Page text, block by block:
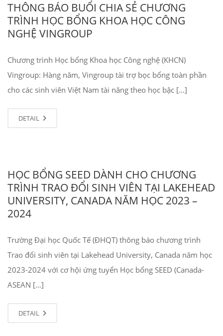
THÔNG BÁO BUỔI CHIA SẺ CHƯƠNG
TRÌNH HỌC BỔNG KHOA HỌC CÔNG
NGHỆ VINGROUP
Chương trình Học bổng Khoa học Công nghệ (KHCN)
Vingroup: Hàng năm, Vingroup tài trợ bọc bổng toàn phần
cho các sinh viên Việt Nam tài năng theo học bậc […]
DETAIL
HỌC BỔNG SEED DÀNH CHO CHƯƠNG
TRÌNH TRAO ĐỔI SINH VIÊN TẠI LAKEHEAD
UNIVERSITY, CANADA NĂM HỌC 2023 –
2024
Trường Đại học Quốc Tế (ĐHQT) thông báo chương trình
Trao đổi sinh viên tại Lakehead University, Canada năm học
2023-2024 với cơ hội ứng tuyển Học bổng SEED (Canada-
ASEAN […]
DETAIL